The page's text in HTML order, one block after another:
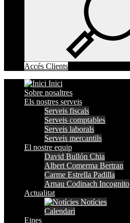
Accés Clients
Inici
Sobre nosaltres
Els nostres serveis
Serveis fiscals
Serveis comptables
Serveis laborals
Serveis mercantils
El nostre equip
David Bullón Chia
Albert Comerma Bertran
Carme Estrella Padilla
Arnau Codinach Incognito
Actualitat
Notícies
Calendari
Eines